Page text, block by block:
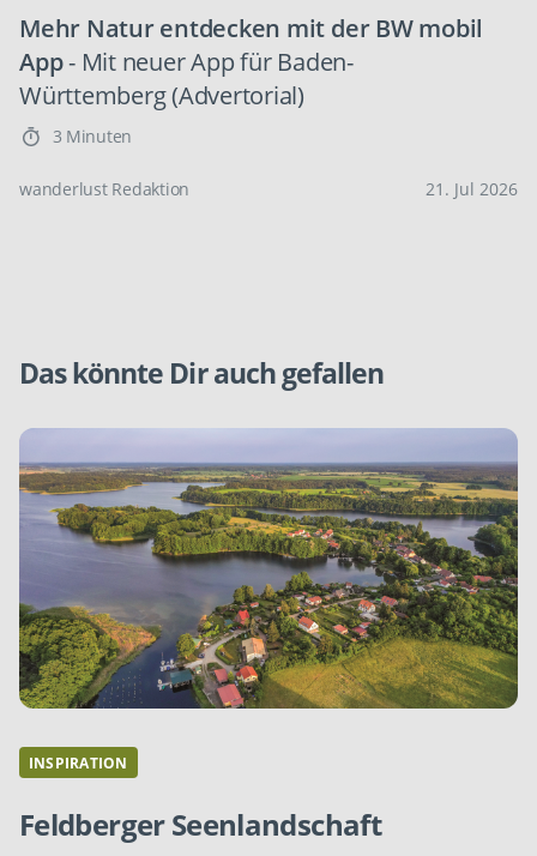
Mehr Natur entdecken mit der BW mobil
App- Mit neuer App für Baden-
Württemberg (Advertorial)
3 Minuten
wanderlust Redaktion 21. Jul 2026
Das könnte Dir auch gefallen
INSPIRATION
Feldberger Seenlandschaft